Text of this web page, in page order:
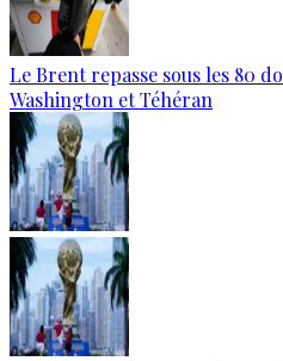
Le Brent repasse sous les 80
Washington et Téhéran